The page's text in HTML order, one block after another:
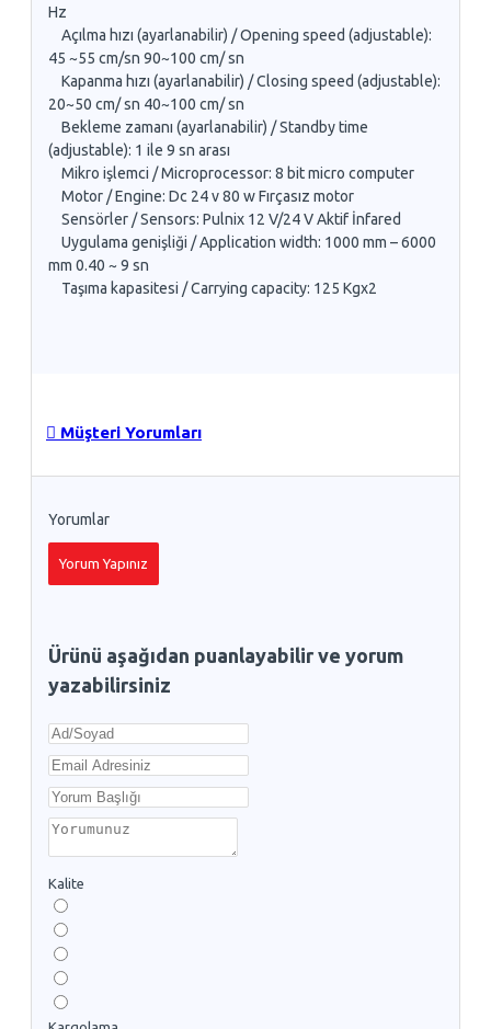
Hz
Açılma hızı (ayarlanabilir) / Opening speed (adjustable):
45 ~55 cm/sn 90~100 cm/ sn
Kapanma hızı (ayarlanabilir) / Closing speed (adjustable):
20~50 cm/ sn 40~100 cm/ sn
Bekleme zamanı (ayarlanabilir) / Standby time
(adjustable): 1 ile 9 sn arası
Mikro işlemci / Microprocessor: 8 bit micro computer
Motor / Engine: Dc 24 v 80 w Fırçasız motor
Sensörler / Sensors: Pulnix 12 V/24 V Aktif İnfared
Uygulama genişliği / Application width: 1000 mm – 6000
mm 0.40 ~ 9 sn
Taşıma kapasitesi / Carrying capacity: 125 Kgx2
Müşteri Yorumları
Yorumlar
Yorum Yapınız
Ürünü aşağıdan puanlayabilir ve yorum
yazabilirsiniz
Kalite